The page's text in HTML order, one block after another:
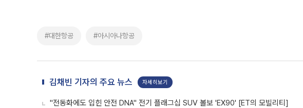
#대한항공 #아시아나항공
김채빈 기자의 주요 뉴스 자세히보기
"전동화에도 입힌 안전 DNA" 전기 플래그십 SUV 볼보 'EX90' [ET의 모빌리티]